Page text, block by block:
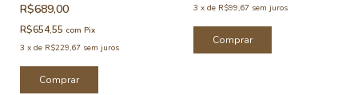
R$689,00
R$654,55 com Pix
3 x de R$229,67 sem juros
Comprar
3 x de R$99,67 sem juros
Comprar